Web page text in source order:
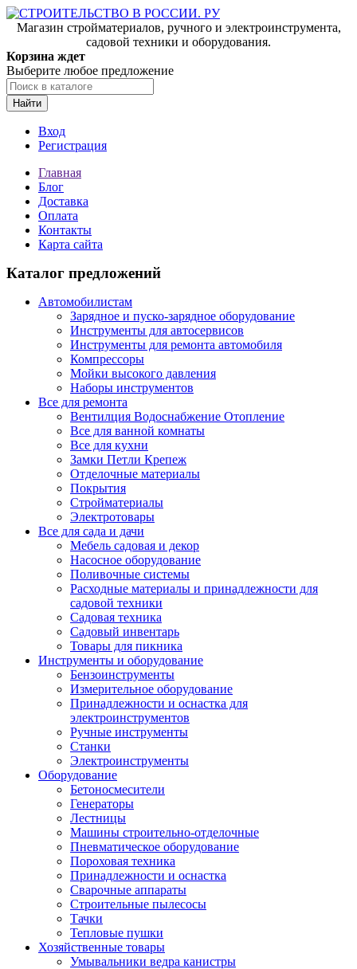
Магазин стройматериалов, ручного и электроинструмента,
садовой техники и оборудования.
Корзина ждет
Выберите любое предложение
Найти
Вход
Регистрация
Главная
Блог
Доставка
Оплата
Контакты
Карта сайта
Каталог предложений
Автомобилистам
Зарядное и пуско-зарядное оборудование
Инструменты для автосервисов
Инструменты для ремонта автомобиля
Компрессоры
Мойки высокого давления
Наборы инструментов
Все для ремонта
Вентилция Водоснабжение Отопление
Все для ванной комнаты
Все для кухни
Замки Петли Крепеж
Отделочные материалы
Покрытия
Стройматериалы
Электротовары
Все для сада и дачи
Мебель садовая и декор
Насосное оборудование
Поливочные системы
Расходные материалы и принадлежности для
садовой техники
Садовая техника
Садовый инвентарь
Товары для пикника
Инструменты и оборудование
Бензоинструменты
Измерительное оборудование
Принадлежности и оснастка для
электроинструментов
Ручные инструменты
Станки
Электроинструменты
Оборудование
Бетоносмесители
Генераторы
Лестницы
Машины строительно-отделочные
Пневматическое оборудование
Пороховая техника
Принадлежности и оснастка
Сварочные аппараты
Строительные пылесосы
Тачки
Тепловые пушки
Хозяйственные товары
Умывальники ведра канистры